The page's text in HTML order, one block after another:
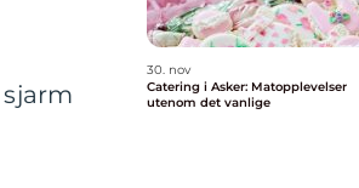
30. nov
Catering i Asker: Matopplevelser
utenom det vanlige